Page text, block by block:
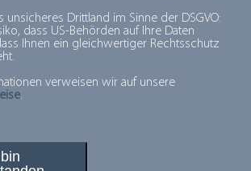
unsicheres Drittland im Sinne der DSGVO:
dass US-Behörden auf Ihre Daten
Ihnen ein gleichwertiger Rechtsschutz
verweisen wir auf unsere
.